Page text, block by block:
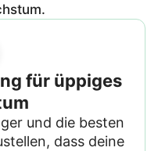
für üppiges
und die besten
dass deine